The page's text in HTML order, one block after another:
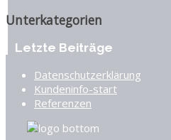
Unterkategorien
Letzte Beiträge
Datenschutzerklärung
Kundeninfo-start
Referenzen